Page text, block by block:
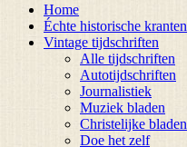
Home
Échte historische kranten
Vintage tijdschriften
Alle tijdschriften
Autotijdschriften
Journalistiek
Muziek bladen
Christelijke bladen
Doe het zelf